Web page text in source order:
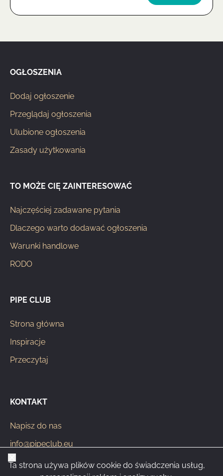
OGŁOSZENIA
Dodaj ogłoszenie
Przeglądaj ogłoszenia
Ulubione ogłoszenia
Zasady użytkowania
TO MOŻE CIĘ ZAINTERESOWAĆ
Najczęściej zadawane pytania
Dlaczego warto dodawać ogłoszenia
Warunki handlowe
RODO
PIPE CLUB
Strona główna
Inspiracje
Przeczytaj
KONTAKT
Napisz do nas
info@pipeclub.eu
+420 603 449 602
Ta strona używa plików cookie do świadczenia usług,